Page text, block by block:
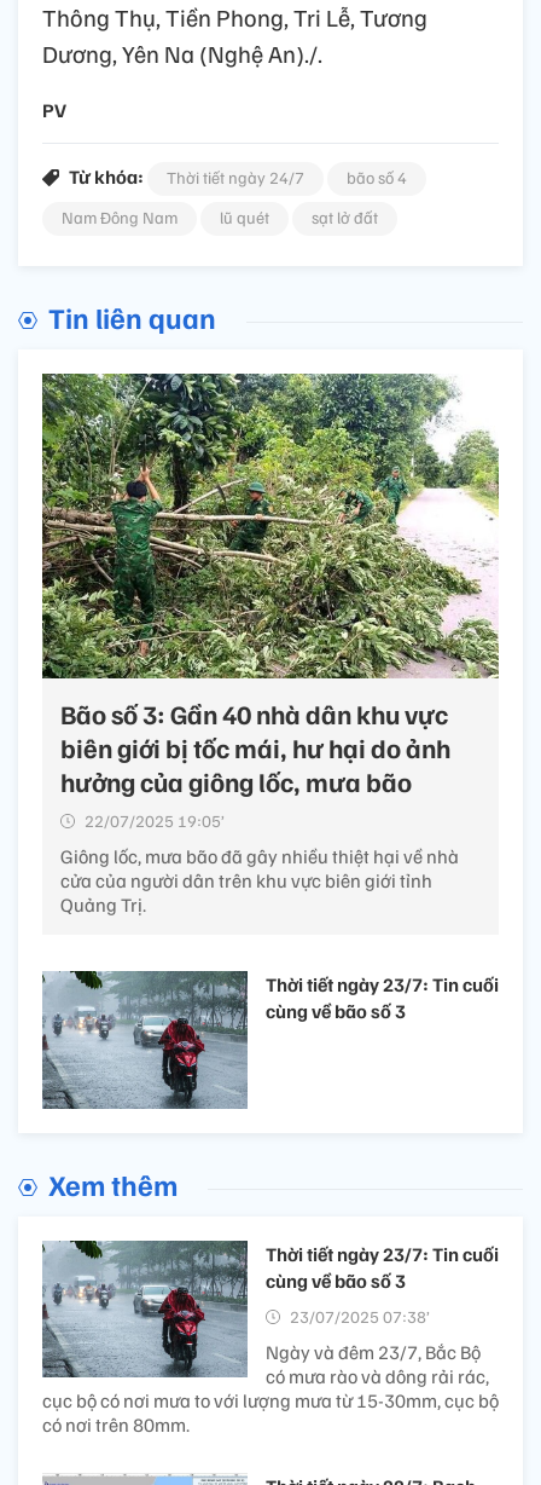
Thông Thụ, Tiền Phong, Tri Lễ, Tương
Dương, Yên Na (Nghệ An)./.
PV
Từ khóa: Thời tiết ngày 24/7
bão số 4
Nam Đông Nam
lũ quét sạt lở đất
Tin liên quan
Bão số 3: Gần 40 nhà dân khu vực
biên giới bị tốc mái, hư hại do ảnh
hưởng của giông lốc, mưa bão
22/07/2025 19:05’
Giông lốc, mưa bão đã gây nhiều thiệt hại về nhà
cửa của người dân trên khu vực biên giới tỉnh
Quảng Trị.
Thời tiết ngày 23/7: Tin cuối
cùng về bão số 3
Xem thêm
Thời tiết ngày 23/7: Tin cuối
cùng về bão số 3
23/07/2025 07:38’
Ngày và đêm 23/7, Bắc Bộ
có mưa rào và dông rải rác,
cục bộ có nơi mưa to với lượng mưa từ 15-30mm, cục bộ
có nơi trên 80mm.